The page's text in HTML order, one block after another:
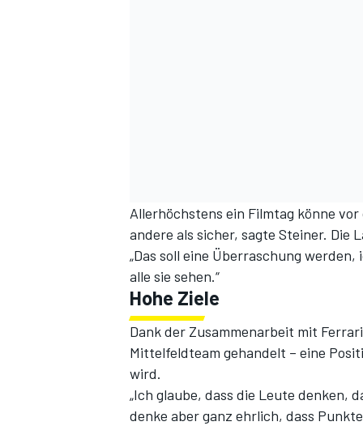
Allerhöchstens ein Filmtag könne
andere als sicher, sagte Steiner. Die
„Das soll eine Überraschung
alle sie sehen.“
Hohe Ziele
Dank der Zusammenarbeit mit
Mittelfeldteam gehandelt – eine
wird.
„Ich glaube, dass die Leute denken,
denke aber ganz ehrlich, dass